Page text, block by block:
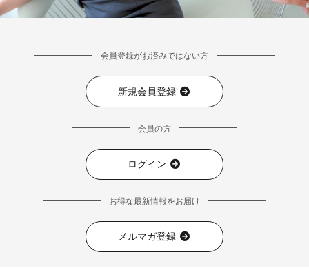
会員登録がお済みではない方
新規会員登録
会員の方
ログイン
お得な最新情報をお届け
メルマガ登録